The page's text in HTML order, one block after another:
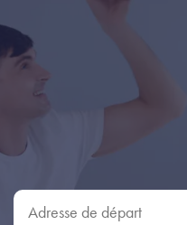
Adresse de départ